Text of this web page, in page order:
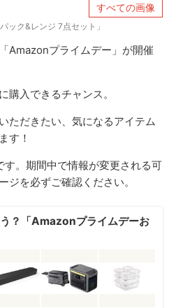
すべての画像
ク&レンジ 7点セット」
Amazonプライムデー」が開催
購入できるチャンス。
ただきたい、気になるアイテム
す！
。期間中で情報が変更される可
ジを必ずご確認ください。
う？「Amazonプライムデーお